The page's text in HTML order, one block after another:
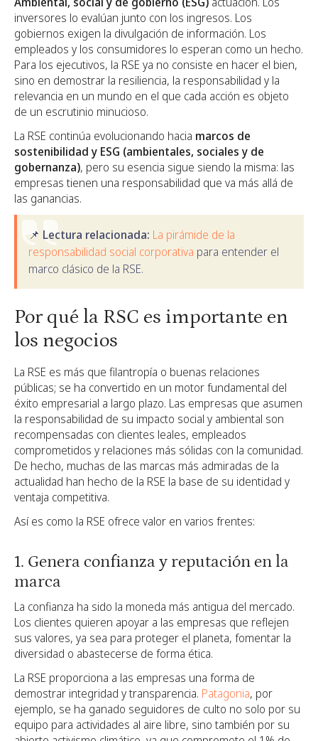
inversores lo evalúan junto con los ingresos. Los
gobiernos exigen la divulgación de información. Los
empleados y los consumidores lo esperan como un hecho.
Para los ejecutivos, la RSE ya no consiste en hacer el bien,
sino en demostrar la resiliencia, la responsabilidad y la
relevancia en un mundo en el que cada acción es objeto
de un escrutinio minucioso.
La RSE continúa evolucionando hacia marcos de
sostenibilidad y ESG (ambientales, sociales y de
gobernanza), pero su esencia sigue siendo la misma: las
empresas tienen una responsabilidad que va más allá de
las ganancias.
📌 Lectura relacionada: La pirámide de la
responsabilidad social corporativa para entender el
marco clásico de la RSE.
Por qué la RSC es importante en
los negocios
La RSE es más que filantropía o buenas relaciones
públicas; se ha convertido en un motor fundamental del
éxito empresarial a largo plazo. Las empresas que asumen
la responsabilidad de su impacto social y ambiental son
recompensadas con clientes leales, empleados
comprometidos y relaciones más sólidas con la comunidad.
De hecho, muchas de las marcas más admiradas de la
actualidad han hecho de la RSE la base de su identidad y
ventaja competitiva.
Así es como la RSE ofrece valor en varios frentes:
1. Genera confianza y reputación en la
marca
La confianza ha sido la moneda más antigua del mercado.
Los clientes quieren apoyar a las empresas que reflejen
sus valores, ya sea para proteger el planeta, fomentar la
diversidad o abastecerse de forma ética.
La RSE proporciona a las empresas una forma de
demostrar integridad y transparencia. Patagonia, por
ejemplo, se ha ganado seguidores de culto no solo por su
equipo para actividades al aire libre, sino también por su